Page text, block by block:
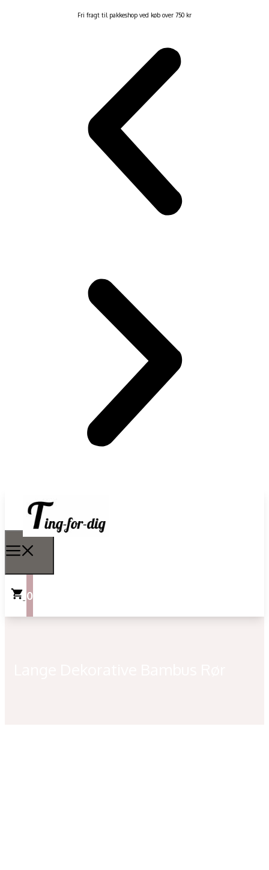
Fri fragt til pakkeshop ved køb over 750 kr
0